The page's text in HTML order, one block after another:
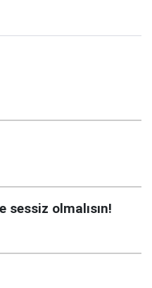
sessiz olmalısın!